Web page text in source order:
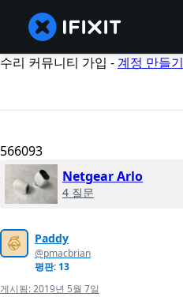
수리 커뮤니티 가입 -계정 만들기
566093
Netgear Arlo
4 질문
Paddy
@pmacbrian
평판: 13
게시됨:2019년 5월 7일